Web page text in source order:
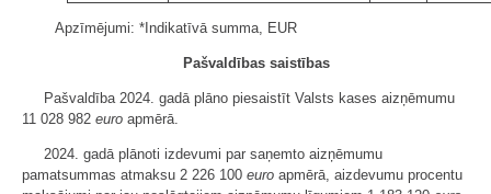
Apzīmējumi: *Indikatīvā summa, EUR
Pašvaldības saistības
Pašvaldība 2024. gadā plāno piesaistīt Valsts kases aizņēmumu
11 028 982 euro apmērā.
2024. gadā plānoti izdevumi par saņemto aizņēmumu
pamatsummas atmaksu 2 226 100 euro apmērā, aizdevumu procentu